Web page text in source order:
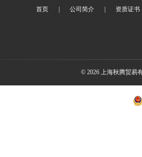
首页 公司简介 资质证书
© 2026 上海秋腾贸易